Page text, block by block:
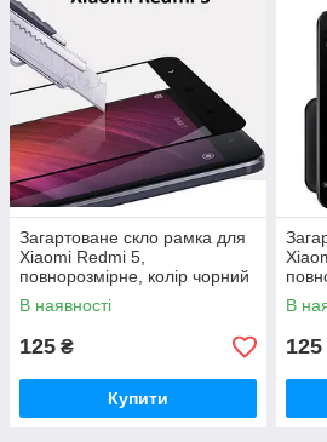
Загартоване скло рамка для
Xiaomi Redmi 5,
повнорозмірне, колір чорний
В наявності
125 ₴
Купити
В
125